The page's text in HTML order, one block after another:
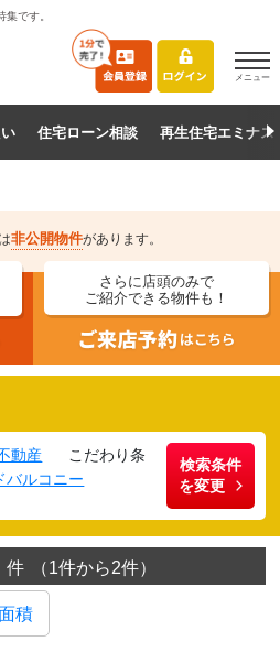
です。
メニュー
住宅ローン相談 再生住宅エミナス
非公開物件があります。
さらに店頭のみで
ご紹介できる物件も！
動産
こだわり条
バルコニー
検索条件
を変更
件 （1件から2件）
積